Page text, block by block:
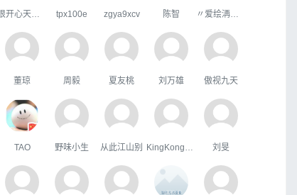
tpx100e zgya9xcv 陈智
董琼 周毅 夏友桃 刘万雄 傲视九天
TAO 野味小生 从此江山别 刘旻